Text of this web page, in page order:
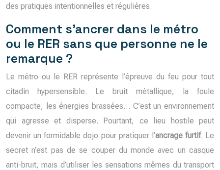
des pratiques intentionnelles et régulières.
Comment s’ancrer dans le métro
ou le RER sans que personne ne le
remarque ?
Le métro ou le RER représente l’épreuve du feu pour tout
citadin hypersensible. Le bruit métallique, la foule
compacte, les énergies brassées… C’est un environnement
qui agresse et disperse. Pourtant, ce lieu hostile peut
devenir un formidable dojo pour pratiquer l’ancrage furtif. Le
secret n’est pas de se couper du monde avec un casque
anti-bruit, mais d’utiliser les sensations mêmes du transport